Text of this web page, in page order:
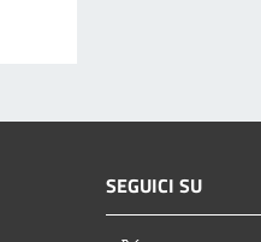
SEGUICI SU